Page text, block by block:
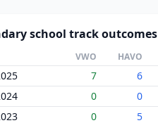
school track outcomes
VWO HAVO
7 6
0 0
0 5